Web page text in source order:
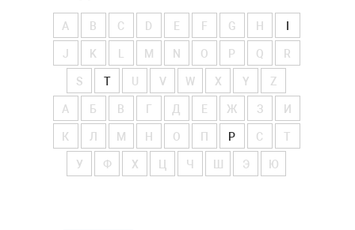
A B C D E F G H
J K M N O P Q R
S T V W X Y Z
А Б В Г Д Е Ж З И
К Л М Н О П Р С Т
У Ф Х Ч Э Ю